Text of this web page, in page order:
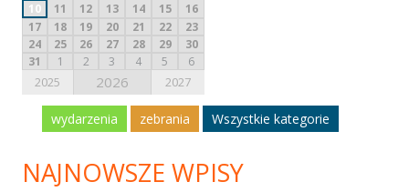
10
11 12 13 14 15
16
17
18 19 20 21 22
23
24
25 26 27 28 29
30
31
1 2 3 4 5 6
2025 2026 2027
wydarzenia zebrania Wszystkie kategorie
NAJNOWSZE WPISY